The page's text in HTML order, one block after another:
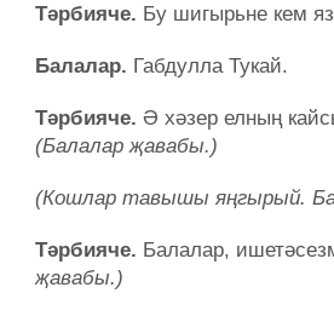
Тәрбияче. Бу шигырьне кем
Балалар. Габдулла Тукай.
Тәрбияче. Ә хәзер елның
(Балалар җавабы.)
(Кошлар тавышы яңгырый.
Тәрбияче. Балалар,
җавабы.)